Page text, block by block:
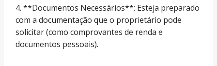
4. **Documentos Necessários**: Esteja preparado
com a documentação que o proprietário pode
solicitar (como comprovantes de renda e
documentos pessoais).